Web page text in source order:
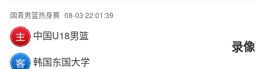
国青男篮热身赛 08-03 22:01:39
中国U18男篮
韩国东国大学
录像